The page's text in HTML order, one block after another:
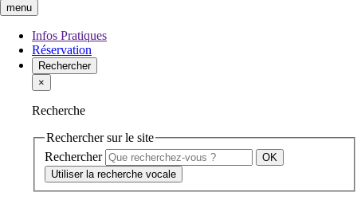
menu
Infos Pratiques
Réservation
Rechercher
×
Recherche
Rechercher sur le site
Rechercher
Utiliser la recherche vocale